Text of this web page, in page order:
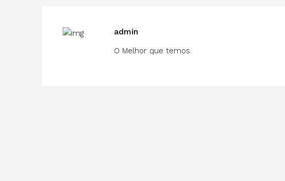
admin
O Melhor que temos.